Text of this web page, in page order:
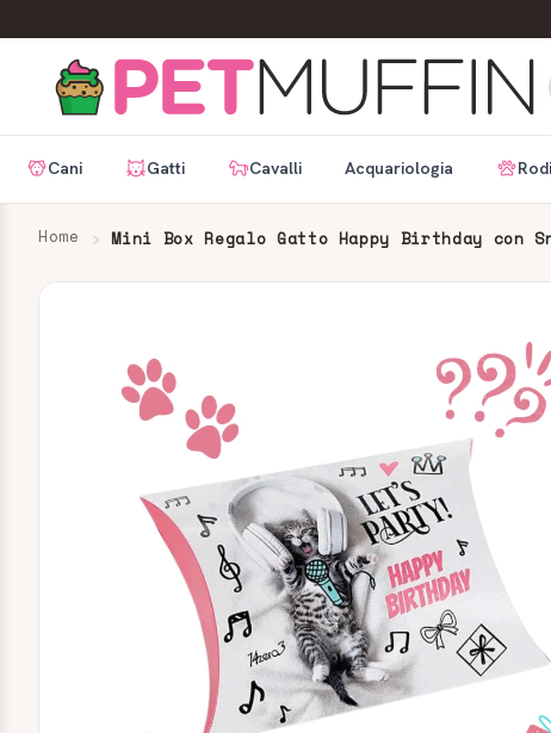
Cani Gatti Cavalli Acquariologia
Home Mini Box Regalo Gatto Happy Birthday con